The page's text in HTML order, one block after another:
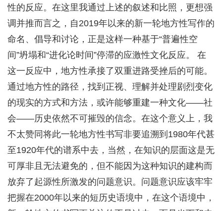
性的反应。在这里我通过上述的叙述和比照，更想强
调并推而言之，自2019年以来的新一轮地方性写作的
命名、倡导和讨论，正是这样一种基于“普遍性空
间”坍塌和“进化论时间”停滞的应激性文化反应。 在
这一反应中，地方性承接了双重进路受挫后的可能。
通过地方性的路径，找到正视、理解并处理剧烈变化
的现实的方式和方法，或许能够重建一种文化——社
会——历史依然不可摧毁的信念。在这个意义上，我
不太赞同将此一轮地方性书写非要追溯到1980年代甚
至1920年代的谱系中去，当然，在知识的层面这是无
可厚非且无法避免的，但不能因为这种知识的建构而
放弃了起源性所激发的问题意识。问题意识应该牢牢
把握在2000年以来的短历史语境中，在这个语境中，